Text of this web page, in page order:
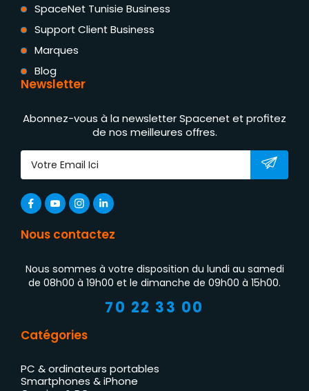
SpaceNet Tunisie Business
Support Client Business
Marques
Blog
Newsletter
Abonnez-vous à la newsletter Spacenet et profitez
de nos meilleures offres.
Nous contactez
Nous sommes à votre disposition du lundi au samedi
de 08h00 à 19h00 et le dimanche de 09h00 à 15h00.
70 22 33 00
Catégories
PC & ordinateurs portables
Smartphones & iPhone